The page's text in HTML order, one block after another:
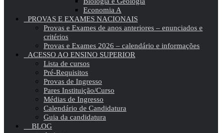
Economia A
PROVAS E EXAMES NACIONAIS
Provas e Exames de anos anteriores – enunciados e
critérios
Provas e Exames 2026 – calendário e informações
ACESSO AO ENSINO SUPERIOR
Lista de cursos
Pré-Requisitos
Provas de Ingresso
Pares Instituição/Curso
Médias de Ingresso
Calendário de Candidatura
Guia da candidatura
BLOG